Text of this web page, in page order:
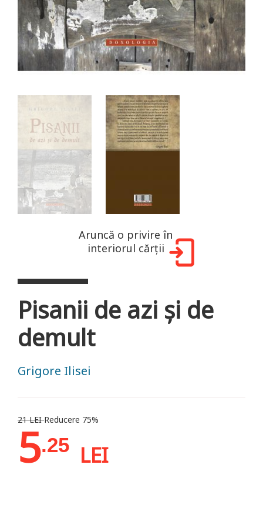
Aruncă o privire în
interiorul cărții
Pisanii de azi şi de
demult
Grigore Ilisei
21 LEIReducere 75%
5.25 LEI